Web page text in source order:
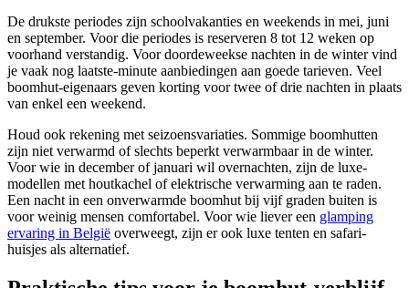
De drukste periodes zijn schoolvakanties en weekends in mei, juni
en september. Voor die periodes is reserveren 8 tot 12 weken op
voorhand verstandig. Voor doordeweekse nachten in de winter vind
je vaak nog laatste-minute aanbiedingen aan goede tarieven. Veel
boomhut-eigenaars geven korting voor twee of drie nachten in plaats
van enkel een weekend.
Houd ook rekening met seizoensvariaties. Sommige boomhutten
zijn niet verwarmd of slechts beperkt verwarmbaar in de winter.
Voor wie in december of januari wil overnachten, zijn de luxe-
modellen met houtkachel of elektrische verwarming aan te raden.
Een nacht in een onverwarmde boomhut bij vijf graden buiten is
voor weinig mensen comfortabel. Voor wie liever een glamping
ervaring in België overweegt, zijn er ook luxe tenten en safari-
huisjes als alternatief.